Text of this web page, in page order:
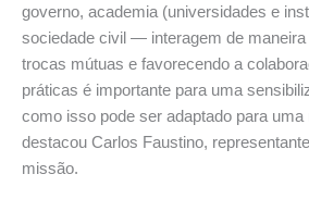
governo, academia (universidades e
sociedade civil — interagem de maneira
trocas mútuas e favorecendo a
práticas é importante para uma
como isso pode ser adaptado para uma
destacou Carlos Faustino,
missão.